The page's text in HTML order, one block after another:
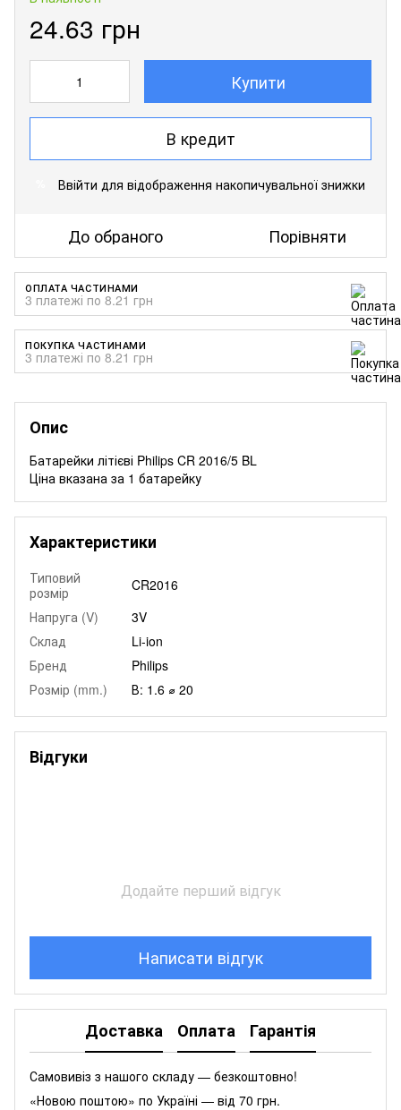
24.63 грн
Купити
В кредит
Ввійти для відображення накопичувальної знижки
До обраного Порівняти
ОПЛАТА ЧАСТИНАМИ
3 платежі по 8.21 грн
ПОКУПКА ЧАСТИНАМИ
3 платежі по 8.21 грн
Опис
Батарейки літієві Philips CR 2016/5 BL
Ціна вказана за 1 батарейку
Характеристики
Типовий
розмір
CR2016
Напруга (V)
3V
Склад
Li-ion
Бренд
Philips
Розмір (mm.)
В: 1.6 ⌀ 20
Відгуки
Додайте перший відгук
Написати відгук
Доставка Оплата Гарантія
Самовивіз з нашого складу — безкоштовно!
«Новою поштою» по Україні — від 70 грн.